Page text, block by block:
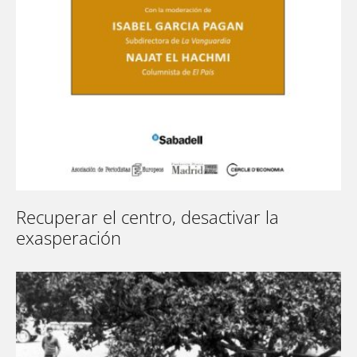
Recuperar el centro, desactivar la
exasperación